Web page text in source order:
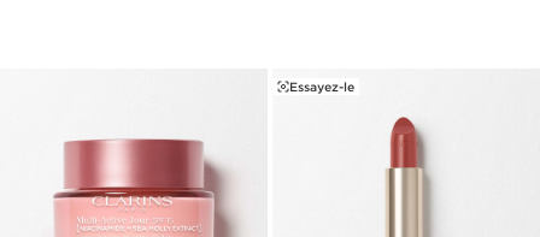
Essayez-le